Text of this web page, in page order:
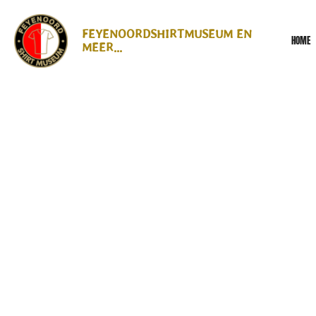
direct
naar
de
hoofdinhoud
FEYENOORDSHIRTMUSEUM EN
MEER...
HOME